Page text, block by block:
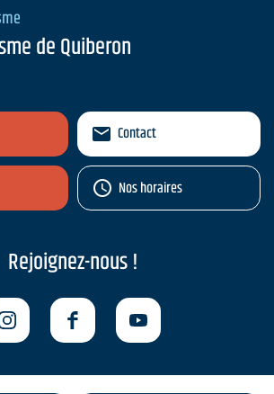
de Quiberon
Contact
Nos horaires
Rejoignez-nous !